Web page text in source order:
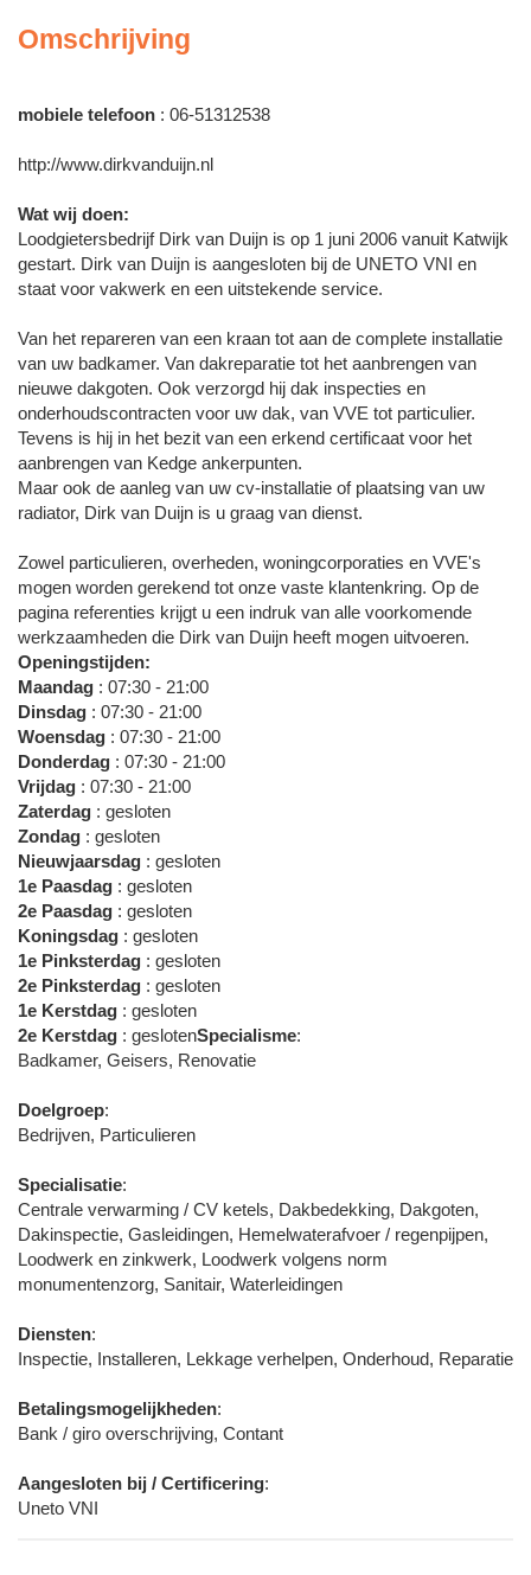
Omschrijving
mobiele telefoon : 06-51312538
http://www.dirkvanduijn.nl
Wat wij doen:
Loodgietersbedrijf Dirk van Duijn is op 1 juni 2006 vanuit Katwijk
gestart. Dirk van Duijn is aangesloten bij de UNETO VNI en
staat voor vakwerk en een uitstekende service.
Van het repareren van een kraan tot aan de complete installatie
van uw badkamer. Van dakreparatie tot het aanbrengen van
nieuwe dakgoten. Ook verzorgd hij dak inspecties en
onderhoudscontracten voor uw dak, van VVE tot particulier.
Tevens is hij in het bezit van een erkend certificaat voor het
aanbrengen van Kedge ankerpunten.
Maar ook de aanleg van uw cv-installatie of plaatsing van uw
radiator, Dirk van Duijn is u graag van dienst.
Zowel particulieren, overheden, woningcorporaties en VVE's
mogen worden gerekend tot onze vaste klantenkring. Op de
pagina referenties krijgt u een indruk van alle voorkomende
werkzaamheden die Dirk van Duijn heeft mogen uitvoeren.
Openingstijden:
Maandag : 07:30 - 21:00
Dinsdag : 07:30 - 21:00
Woensdag : 07:30 - 21:00
Donderdag : 07:30 - 21:00
Vrijdag : 07:30 - 21:00
Zaterdag : gesloten
Zondag : gesloten
Nieuwjaarsdag : gesloten
1e Paasdag : gesloten
2e Paasdag : gesloten
Koningsdag : gesloten
1e Pinksterdag : gesloten
2e Pinksterdag : gesloten
1e Kerstdag : gesloten
2e Kerstdag : geslotenSpecialisme:
Badkamer, Geisers, Renovatie
Doelgroep:
Bedrijven, Particulieren
Specialisatie:
Centrale verwarming / CV ketels, Dakbedekking, Dakgoten,
Dakinspectie, Gasleidingen, Hemelwaterafvoer / regenpijpen,
Loodwerk en zinkwerk, Loodwerk volgens norm
monumentenzorg, Sanitair, Waterleidingen
Diensten:
Inspectie, Installeren, Lekkage verhelpen, Onderhoud, Reparatie
Betalingsmogelijkheden:
Bank / giro overschrijving, Contant
Aangesloten bij / Certificering:
Uneto VNI